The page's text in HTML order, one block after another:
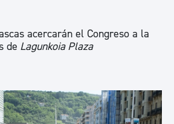
acercarán el Congreso a la
de Lagunkoia Plaza